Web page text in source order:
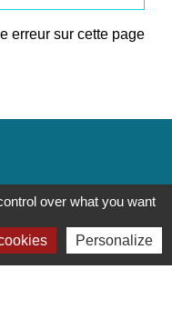
erreur sur cette page
over what you want
Personalize